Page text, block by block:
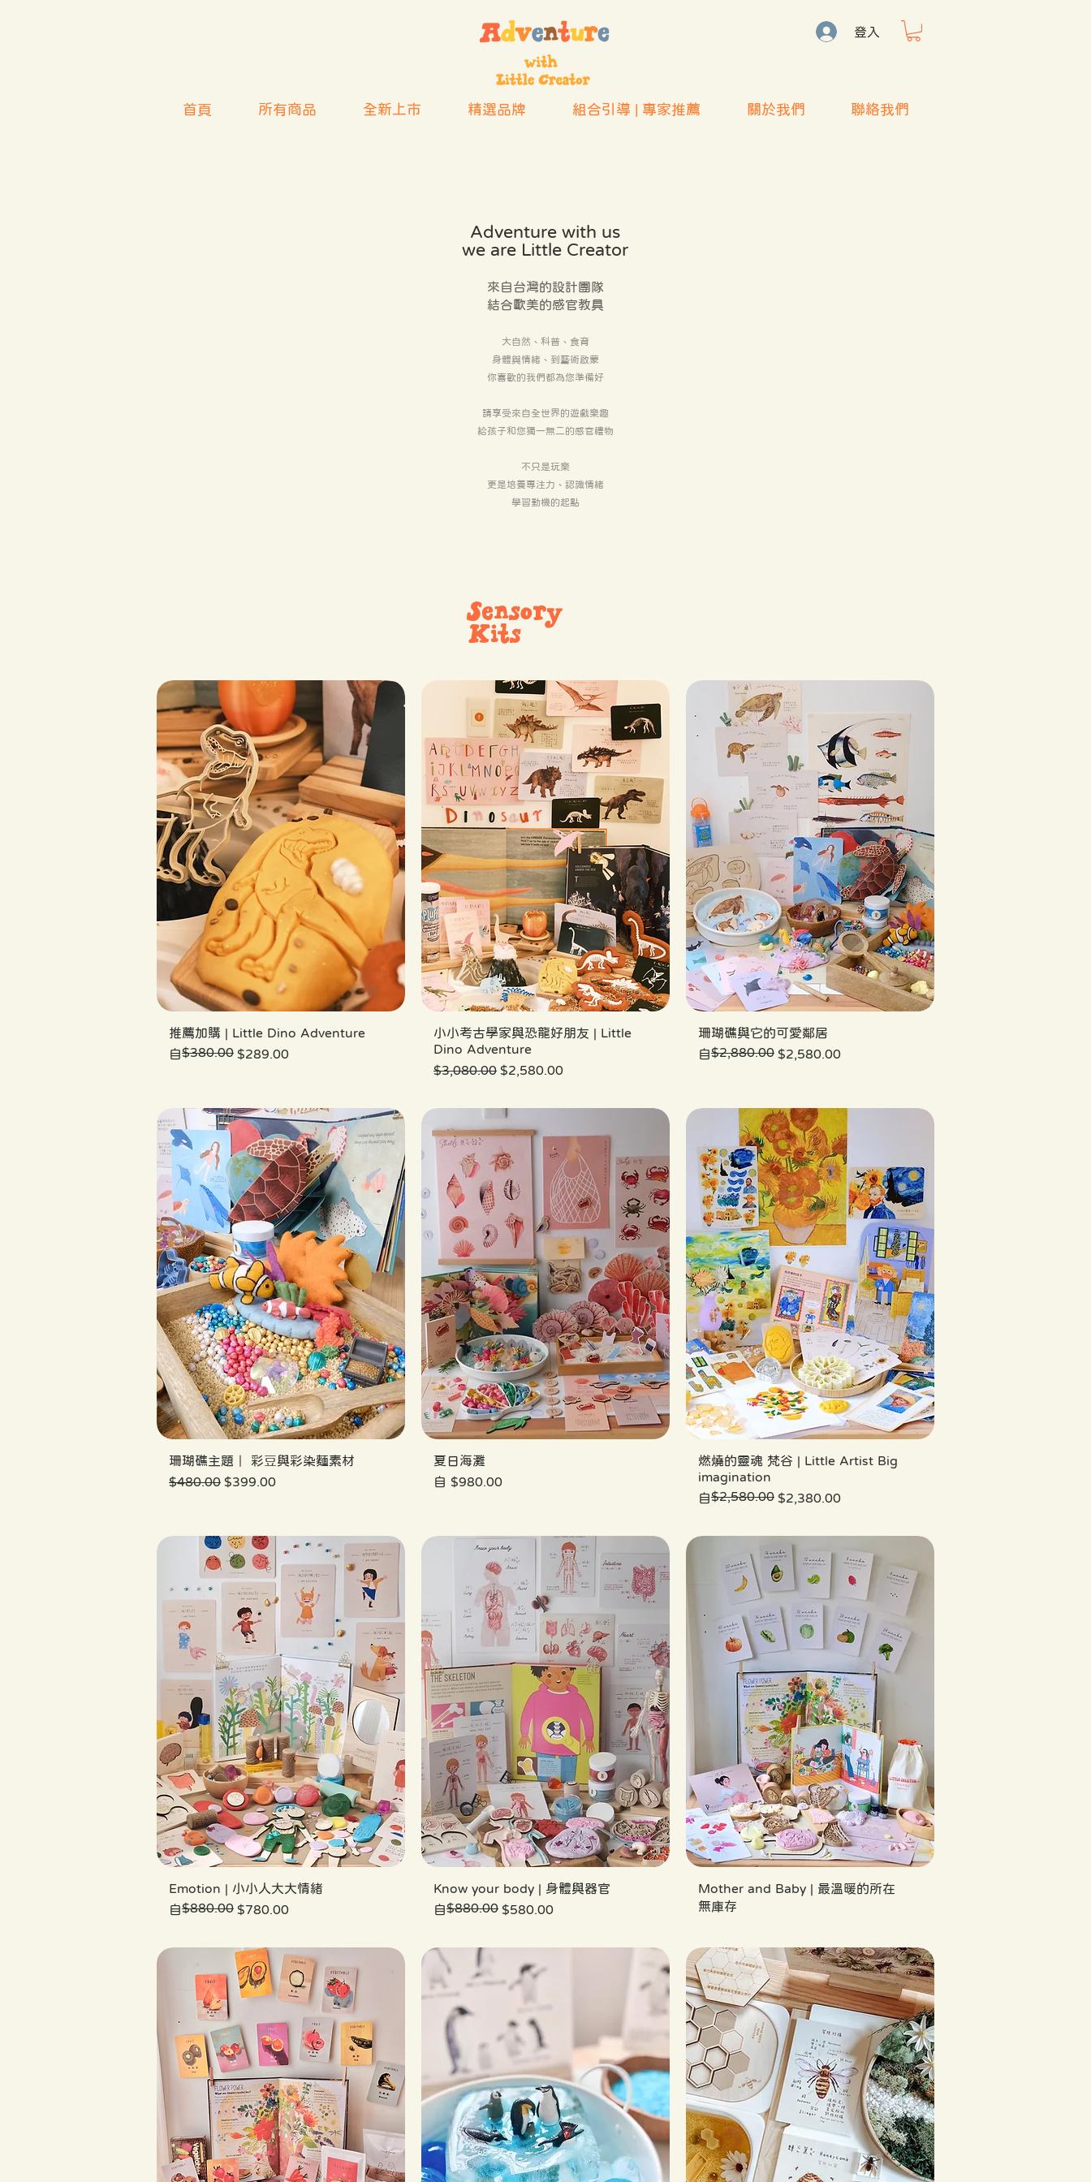
登入
首頁 所有商品 全新上市 精選品牌 組合引導 | 專家推薦 關於我們 聯絡我們
Adventure with us
we are Little Creator
來自台灣的設計團隊
結合歐美的感官教具
大自然、科普、食育
身體與情緒、到藝術啟蒙
你喜歡的我們都為您準備好
​請享受來自全世界的遊戲樂趣
​給孩子和您獨一無二的感官禮物
不只是玩樂
更是培養專注力、認識情緒
學習動機的起點
Sensory
Kits
推薦加購 | Little Dino Adventure
自
一般價格
$380.00 $289.00
促銷價格
小小考古學家與恐龍好朋友 | Little
Dino Adventure
一般價格
$3,080.00 促銷價格
$2,580.00
珊瑚礁與它的可愛鄰居
自
一般價格
$2,880.00 $2,580.00
促銷價格
珊瑚礁主題｜ 彩豆與彩染麵素材
一般價格
$480.00 促銷價格
$399.00
夏日海灘
自 $980.00
促銷價格
燃燒的靈魂 梵谷 | Little Artist Big
imagination
自
一般價格
$2,580.00 $2,380.00
促銷價格
Emotion | 小小人大大情緒
自
一般價格
$880.00 $780.00
促銷價格
Know your body | 身體與器官
自
一般價格
$880.00 $580.00
促銷價格
Mother and Baby | 最溫暖的所在
無庫存